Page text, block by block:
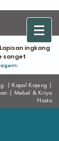
ingkang
sanget
|Kapal Kajeng |
| Mebel & Kriya
Hasta